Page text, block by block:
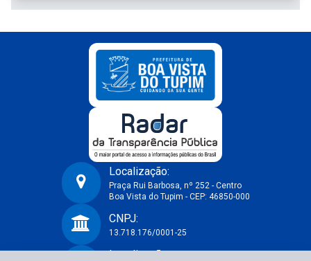
Prefeitura Municipal de Boa Vista do Tupim-BA
Localização:
Praça Rui Barbosa, nº 252 - Centro
Boa Vista do Tupim - CEP: 46850-000
CNPJ:
13.718.176/0001-25
Localização: